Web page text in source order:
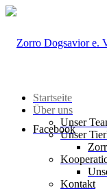
Facebook
Startseite
Über uns
Unser
Unser
Kontakt